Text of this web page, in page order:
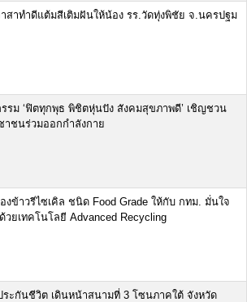
สาทำดีแต้มสีเติมฝันให้น้อง รร.วัดทุ่งพิชัย จ.นครปฐม
รม ‘ฟิตทุกพุธ พิชิตหุ่นปัง สังคมสุขภาพดี’ เชิญชวน
าชนร่วมออกกำลังกาย
งข้าวรีไซเคิล ชนิด Food Grade ให้กับ กทม. มั่นใจ
ยเทคโนโลยี Advanced Recycling
ระกันชีวิต เดินหน้าสนามที่ 3 โซนภาคใต้ จังหวัด